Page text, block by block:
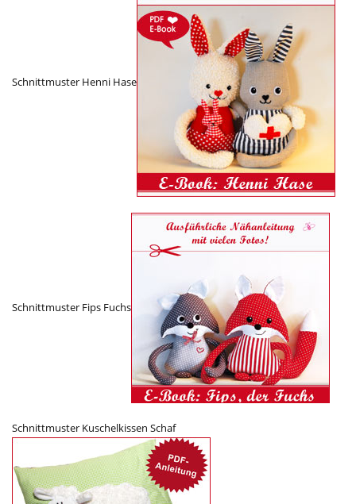
Schnittmuster Henni Hase
Schnittmuster Fips Fuchs
Schnittmuster Kuschelkissen Schaf